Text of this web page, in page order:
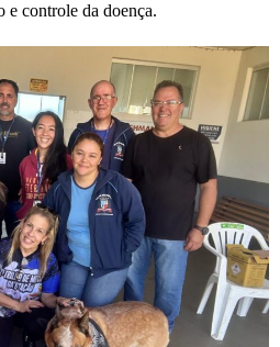
e controle da doença.